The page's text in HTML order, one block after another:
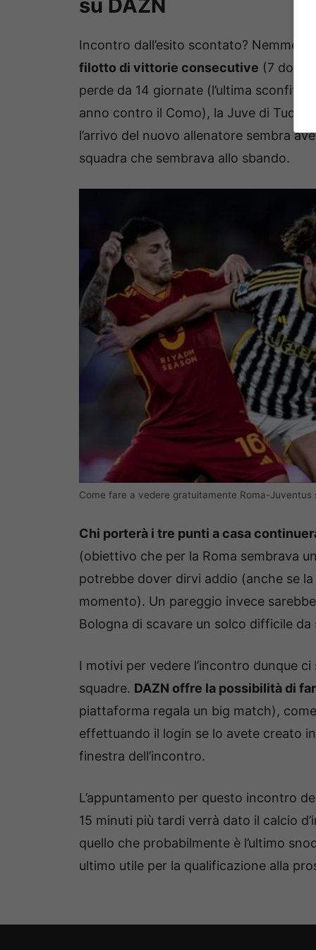
su DAZN
Incontro dall’esito scontato?
filotto di vittorie consecutive (7 dopo
perde da 14 giornate (l’ultima
anno contro il Como), la Juve di Tudor
l’arrivo del nuovo allenatore sembra
squadra che sembrava allo sbando.
Come fare a vedere gratuitamente Roma-Juventus
Chi porterà i tre punti a casa
(obiettivo che per la Roma sembrava
potrebbe dover dirvi addio (anche se
momento). Un pareggio invece
Bologna di scavare un solco difficile da
I motivi per vedere l’incontro dunque
squadre. DAZN offre la possibilità di
piattaforma regala un big match),
effettuando il login se lo avete creato
finestra dell’incontro.
L’appuntamento per questo incontro
15 minuti più tardi verrà dato il calcio
quello che probabilmente è l’ultimo
ultimo utile per la qualificazione alla